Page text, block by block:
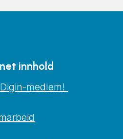
innhold
medlem!